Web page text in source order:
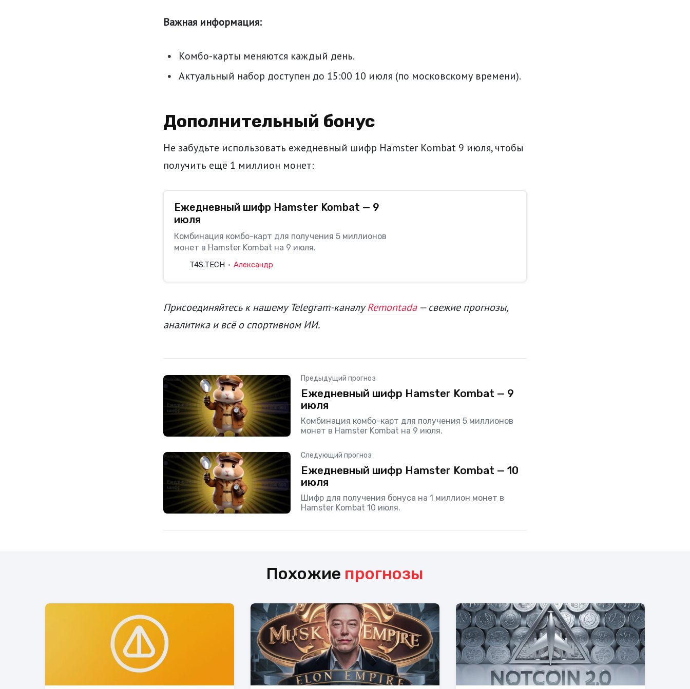
Важная информация:
Комбо-карты меняются каждый день.
Актуальный набор доступен до 15:00 10 июля (по московскому времени).
Дополнительный бонус
Не забудьте использовать ежедневный шифр Hamster Kombat 9 июля, чтобы
получить ещё 1 миллион монет:
Ежедневный шифр Hamster Kombat — 9
июля
Комбинация комбо-карт для получения 5 миллионов
монет в Hamster Kombat на 9 июля.
T4S.TECH Александр
Присоединяйтесь к нашему Telegram-каналуRemontada— свежие прогнозы,
аналитика и всё о спортивном ИИ.
Предыдущий прогноз
Ежедневный шифр Hamster Kombat — 9
июля
Комбинация комбо-карт для получения 5 миллионов
монет в Hamster Kombat на 9 июля.
Следующий прогноз
Ежедневный шифр Hamster Kombat — 10
июля
Шифр для получения бонуса на 1 миллион монет в
Hamster Kombat 10 июля.
Похожие прогнозы